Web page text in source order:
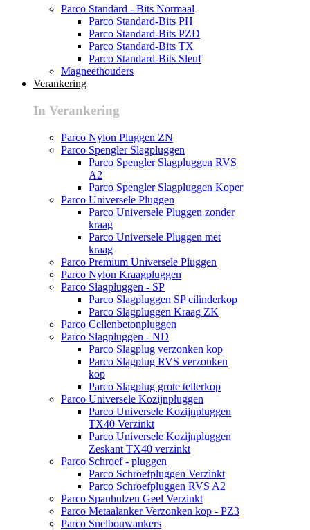
Parco Standard - Bits Normaal
Parco Standard-Bits PH
Parco Standard-Bits PZD
Parco Standard-Bits TX
Parco Standard-Bits Sleuf
Magneethouders
Verankering
In Verankering
Parco Nylon Pluggen ZN
Parco Spengler Slagpluggen
Parco Spengler Slagpluggen RVS
A2
Parco Spengler Slagpluggen Koper
Parco Universele Pluggen
Parco Universele Pluggen zonder
kraag
Parco Universele Pluggen met
kraag
Parco Premium Universele Pluggen
Parco Nylon Kraagpluggen
Parco Slagpluggen - SP
Parco Slagpluggen SP cilinderkop
Parco Slagpluggen Kraag ZK
Parco Cellenbetonpluggen
Parco Slagpluggen - ND
Parco Slagplug verzonken kop
Parco Slagplug RVS verzonken
kop
Parco Slagplug grote tellerkop
Parco Universele Kozijnpluggen
Parco Universele Kozijnpluggen
TX40 Verzinkt
Parco Universele Kozijnpluggen
Zeskant TX40 verzinkt
Parco Schroef - pluggen
Parco Schroefpluggen Verzinkt
Parco Schroefpluggen RVS A2
Parco Spanhulzen Geel Verzinkt
Parco Metaalanker Verzonken kop - PZ3
Parco Snelbouwankers